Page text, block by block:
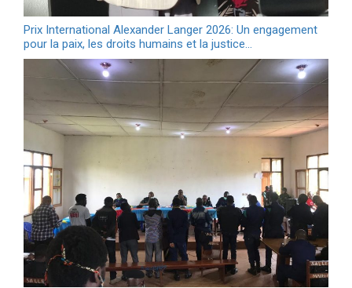
Prix International Alexander Langer 2026: Un engagement
pour la paix, les droits humains et la justice…